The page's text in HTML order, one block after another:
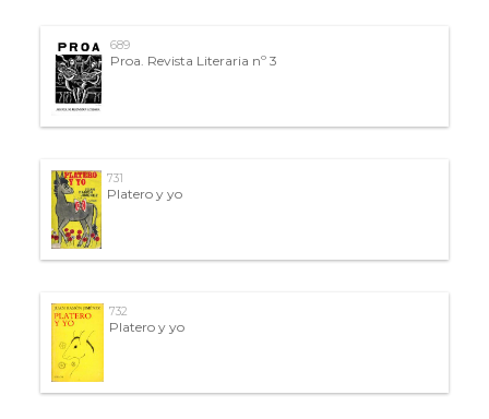
689
Proa. Revista Literaria nº 3
731
Platero y yo
732
Platero y yo